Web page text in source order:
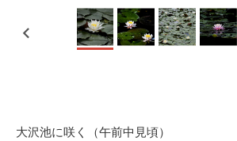
大沢池に咲く（午前中見頃）